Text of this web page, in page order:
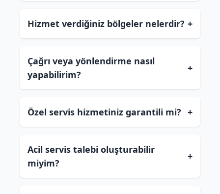
Hizmet verdiğiniz bölgeler nelerdir? +
Çağrı veya yönlendirme nasıl
yapabilirim?
+
Özel servis hizmetiniz garantili mi? +
Acil servis talebi oluşturabilir
miyim?
+